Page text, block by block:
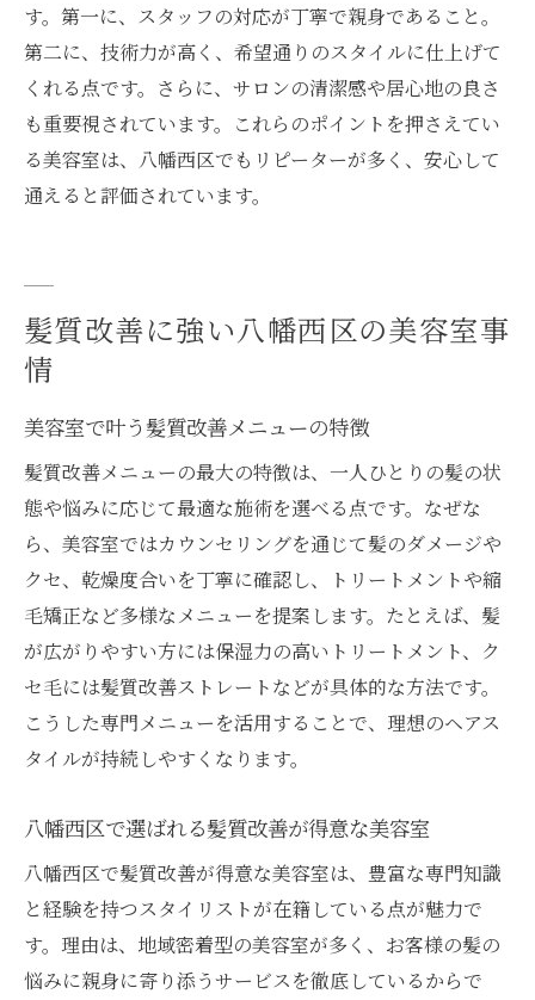
す。第一に、スタッフの対応が丁寧で親身であること。
第二に、技術力が高く、希望通りのスタイルに仕上げて
くれる点です。さらに、サロンの清潔感や居心地の良さ
も重要視されています。これらのポイントを押さえてい
る美容室は、八幡西区でもリピーターが多く、安心して
通えると評価されています。
髪質改善に強い八幡西区の美容室事
情
美容室で叶う髪質改善メニューの特徴
髪質改善メニューの最大の特徴は、一人ひとりの髪の状
態や悩みに応じて最適な施術を選べる点です。なぜな
ら、美容室ではカウンセリングを通じて髪のダメージや
クセ、乾燥度合いを丁寧に確認し、トリートメントや縮
毛矯正など多様なメニューを提案します。たとえば、髪
が広がりやすい方には保湿力の高いトリートメント、ク
セ毛には髪質改善ストレートなどが具体的な方法です。
こうした専門メニューを活用することで、理想のヘアス
タイルが持続しやすくなります。
八幡西区で選ばれる髪質改善が得意な美容室
八幡西区で髪質改善が得意な美容室は、豊富な専門知識
と経験を持つスタイリストが在籍している点が魅力で
す。理由は、地域密着型の美容室が多く、お客様の髪の
悩みに親身に寄り添うサービスを徹底しているからで